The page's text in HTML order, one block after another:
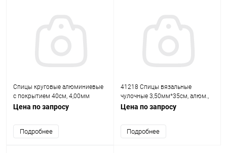
Спицы круговые алюминиевые
с покрытием 40см, 4,00мм
Hobby&Pro
Цена по запросу
Подробнее
41218 Спицы вязальные
чулочные 3,50мм*35см, алюм.,
5шт PONY
Цена по запросу
Подробнее